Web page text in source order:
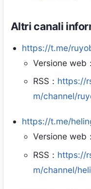
Altri canali
https://t.me/
Versione web：
RSS： https://
m/channel/
https://t.me/
Versione web：
RSS： https://
m/channel/